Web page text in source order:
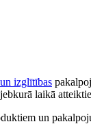
izglītības
laikā
un